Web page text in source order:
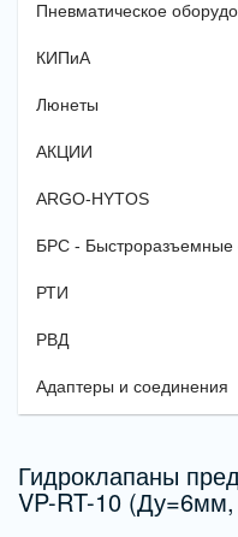
Пневматическое
КИПиА
Люнеты
АКЦИИ
ARGO-HYTOS
БРС - Быстроразъемные
РТИ
РВД
Адаптеры и соединения
Гидроклапаны
VP-RT-10